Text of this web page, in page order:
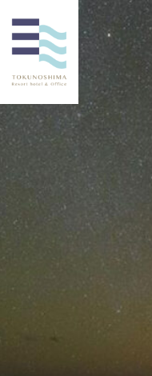
徳之島リゾー